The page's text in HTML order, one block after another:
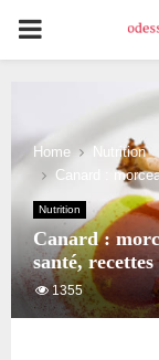
PRIMARY
Home
Nutrition
Canard :
Nutrition
Canard :
santé, recettes
1355